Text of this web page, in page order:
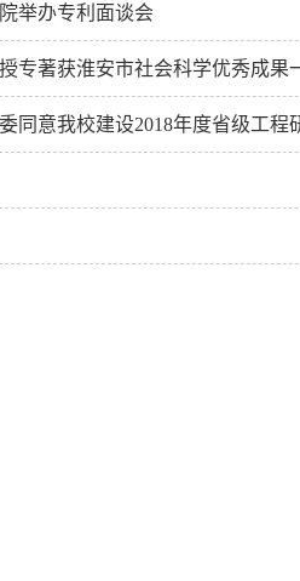
举办专利面谈会
专著获淮安市社会科学优秀成果
同意我校建设2018年度省级工程